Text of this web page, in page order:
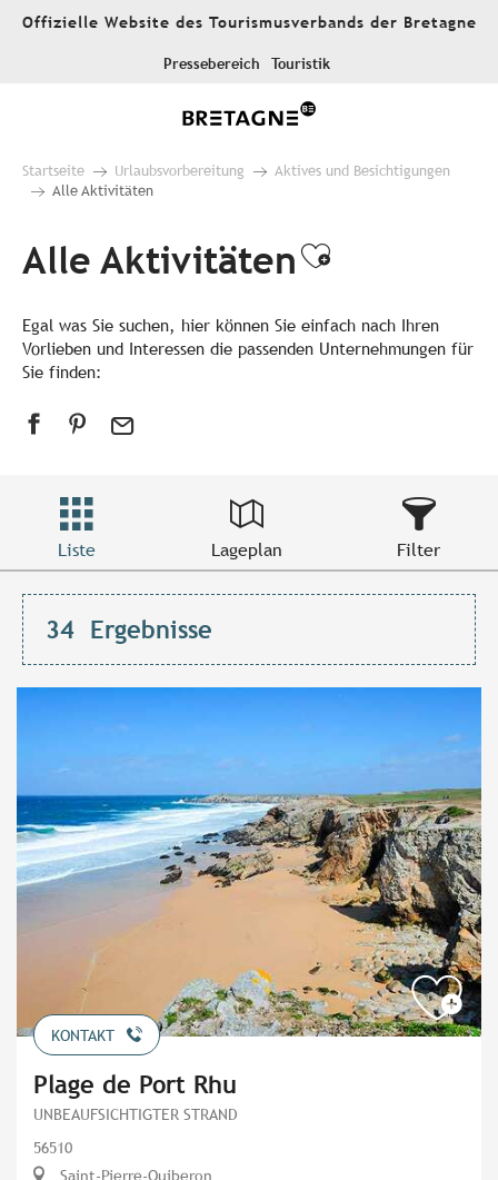
AllerOffizielle Website des Tourismusverbands der Bretagne
Pressebereich Touristik
Startseite Urlaubsvorbereitung
Aktives und Besichtigungen
Alle Aktivitäten
Alle AktivitätenAjouter
Egal was Sie suchen, hier können Sie einfach nach Ihren
Vorlieben und Interessen die passenden Unternehmungen für
Sie finden:
Liste Lageplan Filter
34 Ergebnisse
KONTAKT
Plage de Port Rhu
UNBEAUFSICHTIGTER STRAND
56510
Saint-Pierre-Quiberon